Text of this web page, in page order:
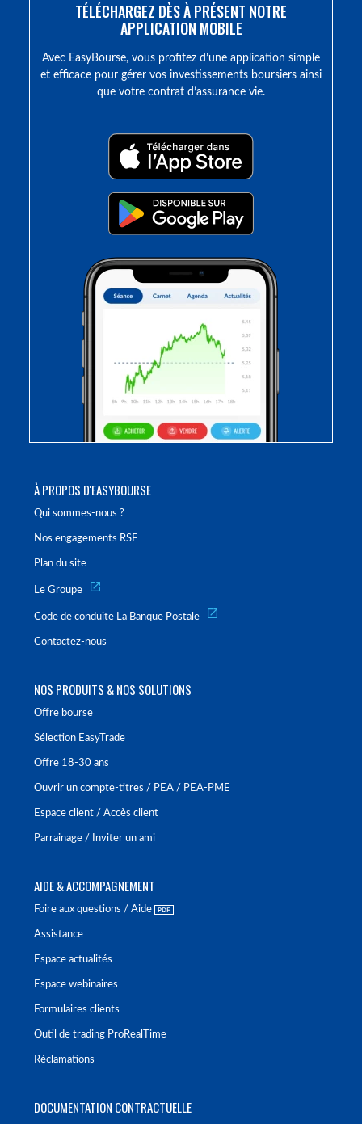
À PROPOS D'EASYBOURSE
Qui sommes-nous ?
Nos engagements RSE
Plan du site
Le Groupe
Code de conduite La Banque Postale
Contactez-nous
NOS PRODUITS & NOS SOLUTIONS
Offre bourse
Sélection EasyTrade
Offre 18-30 ans
Ouvrir un compte-titres / PEA / PEA-PME
Espace client / Accès client
Parrainage / Inviter un ami
AIDE & ACCOMPAGNEMENT
Foire aux questions / Aide
Assistance
Espace actualités
Espace webinaires
Formulaires clients
Outil de trading ProRealTime
Réclamations
DOCUMENTATION CONTRACTUELLE
TÉLÉCHARGEZ DÈS À PRÉSENT NOTRE
APPLICATION MOBILE
Avec EasyBourse, vous profitez d’une application simple
et efficace pour gérer vos investissements boursiers ainsi
que votre contrat d’assurance vie.